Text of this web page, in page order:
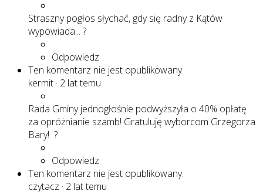
Straszny pogłos słychać, gdy się radny z Kątów
wypowiada... ?
Odpowiedz
Ten komentarz nie jest opublikowany.
kermit · 2 lat temu
Rada Gminy jednogłośnie podwyższyła o 40% opłatę
za opróżnianie szamb! Gratuluję wyborcom Grzegorza
Bary! ?
Odpowiedz
Ten komentarz nie jest opublikowany.
czytacz · 2 lat temu